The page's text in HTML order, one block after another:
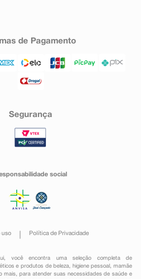
de Pagamento
Segurança
social
uso Política de Privacidade
você encontra uma seleção completa de
e produtos de beleza, higiene pessoal ,mamãe
mais, para atender suas necessidades de saúde e